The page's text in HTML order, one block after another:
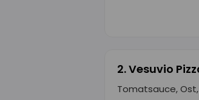
2. Vesuvio
Tomatsauce, Ost,